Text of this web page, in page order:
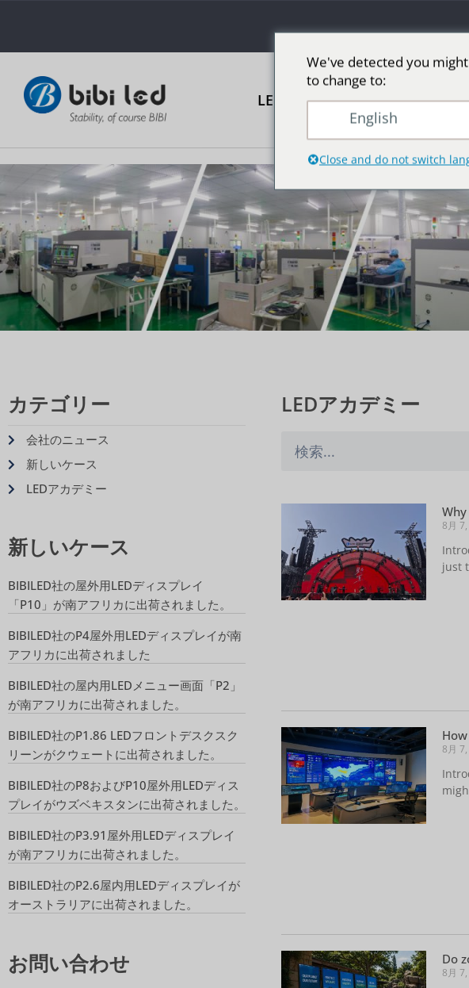
LED広告スクリーン ステー
カテゴリー
会社のニュース
新しいケース
LEDアカデミー
新しいケース
BIBILED社の屋外用LEDディスプレイ
「P10」が南アフリカに出荷されました。
BIBILED社のP4屋外用LEDディスプレイが南
アフリカに出荷されました
BIBILED社の屋内用LEDメニュー画面「P2」
が南アフリカに出荷されました。
BIBILED社のP1.86 LEDフロントデスクスク
リーンがクウェートに出荷されました。
BIBILED社のP8およびP10屋外用LEDディス
プレイがウズベキスタンに出荷されました。
BIBILED社のP3.91屋外用LEDディスプレイ
が南アフリカに出荷されました。
BIBILED社のP2.6屋内用LEDディスプレイが
オーストラリアに出荷されました。
お問い合わせ
LEDアカデミー
8月
just
8月
Do
8月
We've detected you
to change to:
English
Close and do not switch